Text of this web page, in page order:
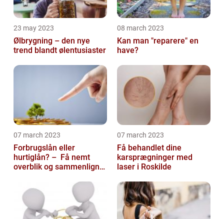
23 may 2023
Ølbrygning – den nye
trend blandt ølentusiaster
08 march 2023
Kan man "reparere" en
have?
07 march 2023
Forbrugslån eller
hurtiglån? – Få nemt
overblik og sammenlign
07 march 2023
Få behandlet dine
karsprægninger med
laser i Roskilde